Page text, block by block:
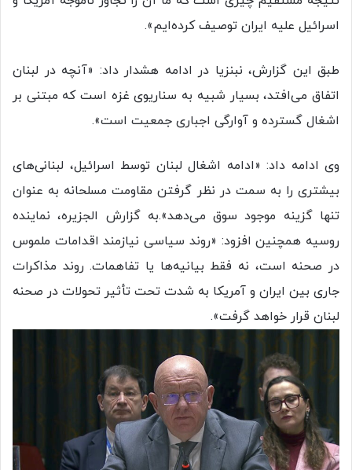
اسرائیل علیه ایران توصیف کرده‌ایم».
طبق این گزارش، نبنزیا در ادامه هشدار داد: «آنچه در لبنان
اتفاق می‌افتد، بسیار شبیه به سناریوی غزه است که مبتنی بر
اشغال گسترده و آوارگی اجباری جمعیت است».
وی ادامه داد: «ادامه اشغال لبنان توسط اسرائیل، لبنانی‌های
بیشتری را به سمت در نظر گرفتن مقاومت مسلحانه به عنوان
تنها گزینه موجود سوق می‌دهد».به گزارش الجزیره، نماینده
روسیه همچنین افزود: «روند سیاسی نیازمند اقدامات ملموس
در صحنه است، نه فقط بیانیه‌ها یا تفاهمات. روند مذاکرات
جاری بین ایران و آمریکا به شدت تحت تأثیر تحولات در صحنه
لبنان قرار خواهد گرفت».